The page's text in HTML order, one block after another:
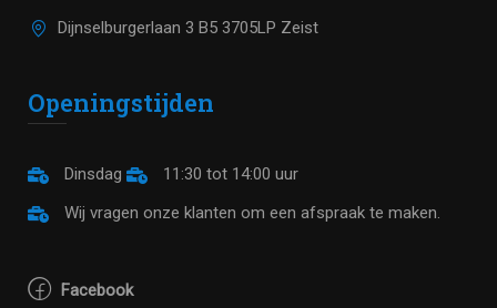
Dijnselburgerlaan 3 B5 3705LP Zeist
Openingstijden
Dinsdag
11:30 tot 14:00 uur
Wij vragen onze klanten om een afspraak te maken.
Facebook